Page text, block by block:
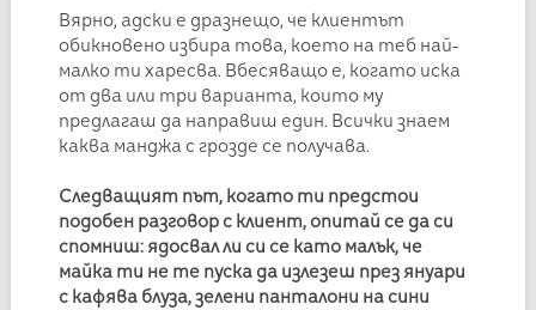
Вярно, адски е дразнещо, че клиентът
обикновено избира това, което на теб най-
малко ти харесва. Вбесяващо е, когато иска
от два или три варианта, които му
предлагаш да направиш един. Всички знаем
каква манджа с грозде се получава.
Следващият път, когато ти предстои
подобен разговор с клиент, опитай се да си
спомниш: ядосвал ли си се като малък, че
майка ти не те пуска да излезеш през януари
с кафява блуза, зелени панталони на сини